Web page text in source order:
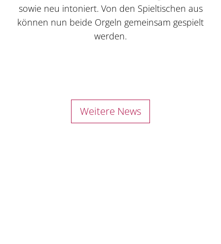
sowie neu intoniert. Von den Spieltischen aus
können nun beide Orgeln gemeinsam gespielt
werden.
Weitere News